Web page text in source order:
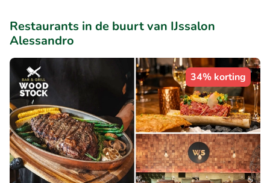
Restaurants in de buurt van IJssalon
Alessandro
34% korting